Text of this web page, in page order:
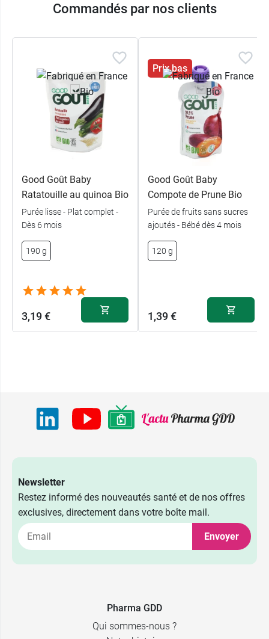
Commandés par nos clients
Good Goût Baby
Ratatouille au quinoa Bio
Purée lisse - Plat complet -
Dès 6 mois
190 g
3,19 €
Prix bas
Good Goût Baby
Compote de Prune Bio
Purée de fruits sans sucres
ajoutés - Bébé dès 4 mois
120 g
1,39 €
Newsletter
Restez informé des nouveautés santé et de nos offres
exclusives, directement dans votre boîte mail.
Envoyer
Pharma GDD
Qui sommes-nous ?